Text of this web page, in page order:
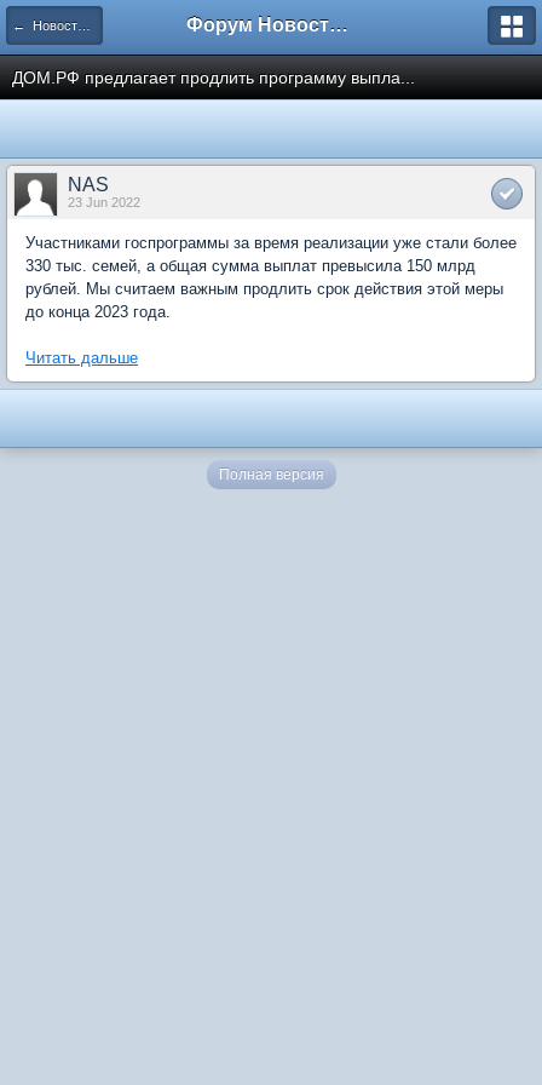
← Новости рынка недвижимости Форум Новостройки
ДОМ.РФ предлагает продлить программу выпла...
NAS
23 Jun 2022
Участниками госпрограммы за время реализации уже стали более
330 тыс. семей, а общая сумма выплат превысила 150 млрд
рублей. Мы считаем важным продлить срок действия этой меры
до конца 2023 года.
Читать дальше
Полная версия